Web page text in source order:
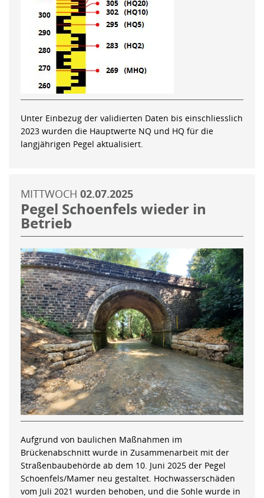
Unter Einbezug der validierten Daten bis einschliesslich
2023 wurden die Hauptwerte NQ und HQ für die
langjährigen Pegel aktualisiert.
MITTWOCH 02.07.2025
Pegel Schoenfels wieder in
Betrieb
Aufgrund von baulichen Maßnahmen im
Brückenabschnitt wurde in Zusammenarbeit mit der
Straßenbaubehörde ab dem 10. Juni 2025 der Pegel
Schoenfels/Mamer neu gestaltet. Hochwasserschäden
vom Juli 2021 wurden behoben, und die Sohle wurde in